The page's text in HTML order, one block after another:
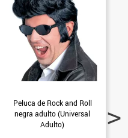
Peluca de Rock and Roll
negra adulto (Universal
Adulto)